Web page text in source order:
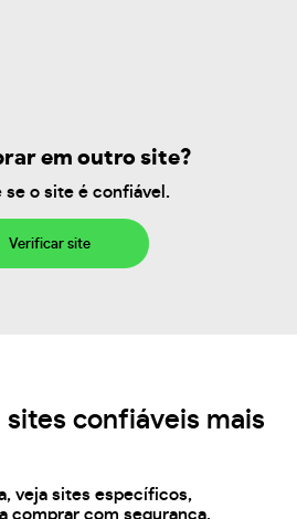
em outro site?
se o site é confiável.
Verificar site
confiáveis mais
veja sites específicos,
comprar com segurança.